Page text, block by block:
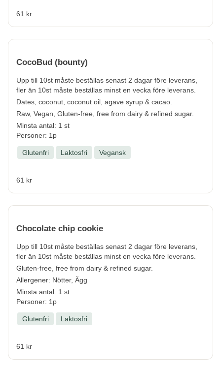
61 kr
CocoBud (bounty)
Upp till 10st måste beställas senast 2 dagar före leverans,
fler än 10st måste beställas minst en vecka före leverans.
Dates, coconut, coconut oil, agave syrup & cacao.
Raw, Vegan, Gluten-free, free from dairy & refined sugar.
Minsta antal: 1 st
Personer: 1p
Glutenfri Laktosfri Vegansk
61 kr
Chocolate chip cookie
Upp till 10st måste beställas senast 2 dagar före leverans,
fler än 10st måste beställas minst en vecka före leverans.
Gluten-free, free from dairy & refined sugar.
Allergener: Nötter, Ägg
Minsta antal: 1 st
Personer: 1p
Glutenfri Laktosfri
61 kr